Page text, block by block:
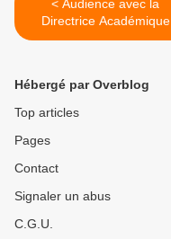
< Audience avec la
Directrice Académique
Hébergé par Overblog
Top articles
Pages
Contact
Signaler un abus
C.G.U.